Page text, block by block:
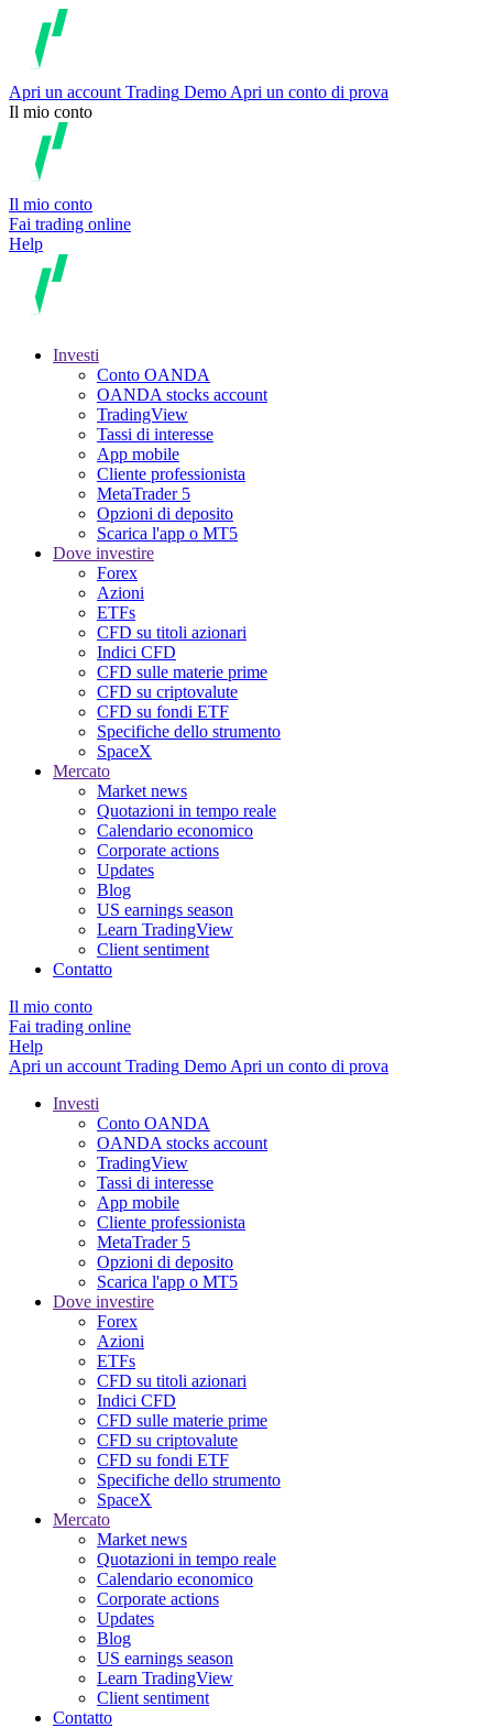
Apri un account Trading Demo Apri un conto di prova
Il mio conto
Il mio conto
Fai trading online
Help
Investi
Conto OANDA
OANDA stocks account
TradingView
Tassi di interesse
App mobile
Cliente professionista
MetaTrader 5
Opzioni di deposito
Scarica l'app o MT5
Dove investire
Forex
Azioni
ETFs
CFD su titoli azionari
Indici CFD
CFD sulle materie prime
CFD su criptovalute
CFD su fondi ETF
Specifiche dello strumento
SpaceX
Mercato
Market news
Quotazioni in tempo reale
Calendario economico
Corporate actions
Updates
Blog
US earnings season
Learn TradingView
Client sentiment
Contatto
Il mio conto
Fai trading online
Help
Apri un account Trading Demo Apri un conto di prova
Investi
Conto OANDA
OANDA stocks account
TradingView
Tassi di interesse
App mobile
Cliente professionista
MetaTrader 5
Opzioni di deposito
Scarica l'app o MT5
Dove investire
Forex
Azioni
ETFs
CFD su titoli azionari
Indici CFD
CFD sulle materie prime
CFD su criptovalute
CFD su fondi ETF
Specifiche dello strumento
SpaceX
Mercato
Market news
Quotazioni in tempo reale
Calendario economico
Corporate actions
Updates
Blog
US earnings season
Learn TradingView
Client sentiment
Contatto